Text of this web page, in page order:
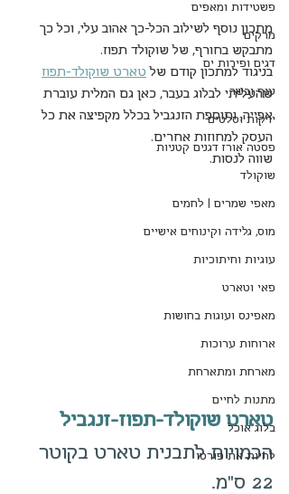
פשטידות ומאפים
מרקים
דגים ופירות ים
עוף ובשר
ירקות וסלטים
פסטה אורז דגנים קטניות
שוקולד
מאפי שמרים | לחמים
מוס, גלידה וקינוחים אישיים
עוגיות וחיתוכיות
פאי וטארט
מאפינס ועוגות בחושות
ארוחות ערוכות
מארחת ומתארחת
מתנות לחיים
בלוג אוכל
לחיות את פורטו
מתכון נוסף לשילוב הכל-כך אהוב עלי, וכל כך
מתבקש בחורף, של שוקולד תפוז.
בניגוד למתכון קודם של טארט שוקולד-תפוז
שהעליתי לבלוג בעבר, כאן גם המלית עוברת
אפייה, ותוספת הזנגביל בכלל מקפיצה את כל
העסק למחוזות אחרים.
שווה לנסות.
טארט שוקולד-תפוז-זנגביל
הכמויות לתבנית טארט בקוטר
22 ס"מ.